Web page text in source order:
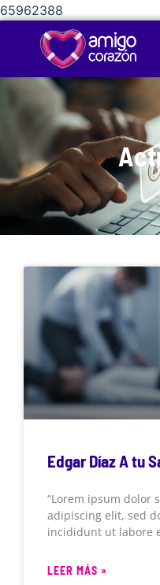
65962388
Edgar Díaz A tu
“Lorem ipsum dolor
adipiscing elit, sed
incididunt ut labore
LEER MÁS »